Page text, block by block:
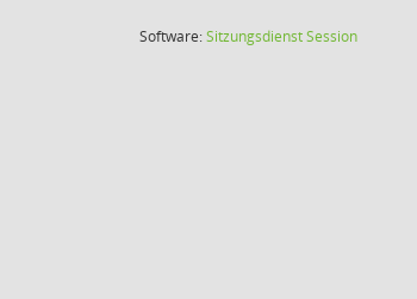
Software:SitzungsdienstSession(Wird in